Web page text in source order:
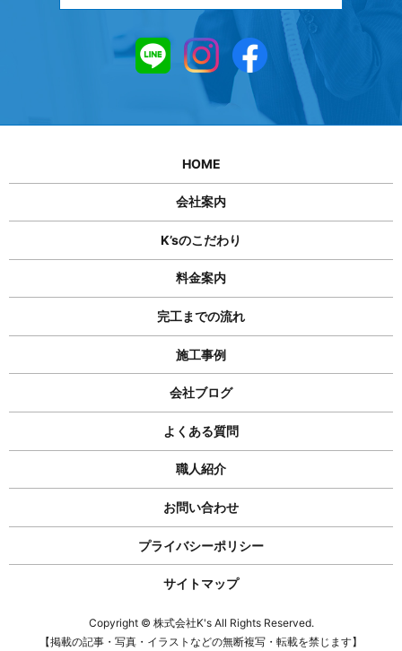
HOME
会社案内
K’sのこだわり
料金案内
完工までの流れ
施工事例
会社ブログ
よくある質問
職人紹介
お問い合わせ
プライバシーポリシー
サイトマップ
Copyright © 株式会社K's All Rights Reserved.
【掲載の記事・写真・イラストなどの無断複写・転載を禁じます】